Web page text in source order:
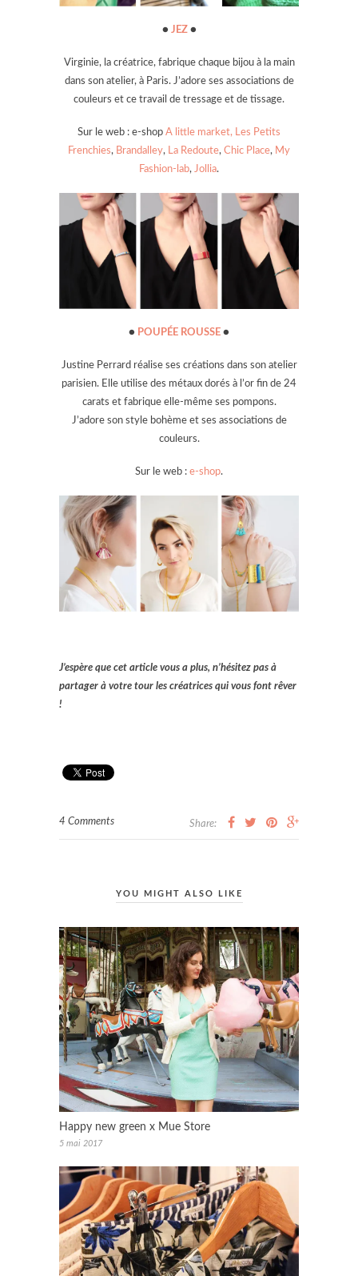
● JEZ ●
Virginie, la créatrice, fabrique chaque bijou à la main
dans son atelier, à Paris. J’adore ses associations de
couleurs et ce travail de tressage et de tissage.
Sur le web : e-shop A little market, Les Petits
Frenchies, Brandalley, La Redoute, Chic Place, My
Fashion-lab, Jollia.
● POUPÉE ROUSSE ●
Justine Perrard réalise ses créations dans son atelier
parisien. Elle utilise des métaux dorés à l’or fin de 24
carats et fabrique elle-même ses pompons.
J’adore son style bohème et ses associations de
couleurs.
Sur le web : e-shop.
J’espère que cet article vous a plus, n’hésitez pas à
partager à votre tour les créatrices qui vous font rêver
!
4 Comments Share:
YOU MIGHT ALSO LIKE
Happy new green x Mue Store
5 mai 2017